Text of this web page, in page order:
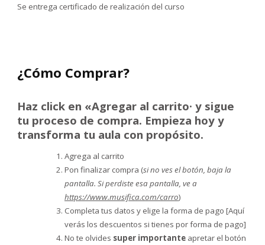
Se entrega certificado de realización del curso
¿Cómo Comprar?
Haz click en «Agregar al carrito· y sigue
tu proceso de compra. Empieza hoy y
transforma tu aula con propósito.
Agrega al carrito
Pon finalizar compra (si no ves el botón, baja la
pantalla. Si perdiste esa pantalla, ve a
https://www.musifica.com/carro)
Completa tus datos y elige la forma de pago [Aquí
verás los descuentos si tienes por forma de pago]
No te olvides super importanteapretar el botón